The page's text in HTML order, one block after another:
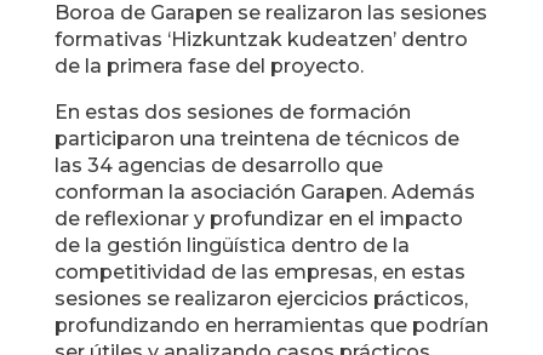
Boroa de Garapen se realizaron las sesiones
formativas ‘Hizkuntzak kudeatzen’ dentro
de la primera fase del proyecto.
En estas dos sesiones de formación
participaron una treintena de técnicos de
las 34 agencias de desarrollo que
conforman la asociación Garapen. Además
de reflexionar y profundizar en el impacto
de la gestión lingüística dentro de la
competitividad de las empresas, en estas
sesiones se realizaron ejercicios prácticos,
profundizando en herramientas que podrían